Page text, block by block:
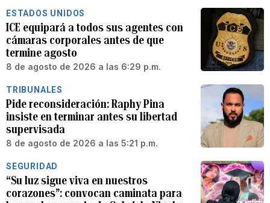
ESTADOS UNIDOS
ICE equipará a todos sus agentes con
cámaras corporales antes de que
termine agosto
8 de agosto de 2026 a las 6:29 p.m.
TRIBUNALES
Pide reconsideración: Raphy Pina
insiste en terminar antes su libertad
supervisada
8 de agosto de 2026 a las 5:21 p.m.
SEGURIDAD
“Su luz sigue viva en nuestros
corazones”: convocan caminata para